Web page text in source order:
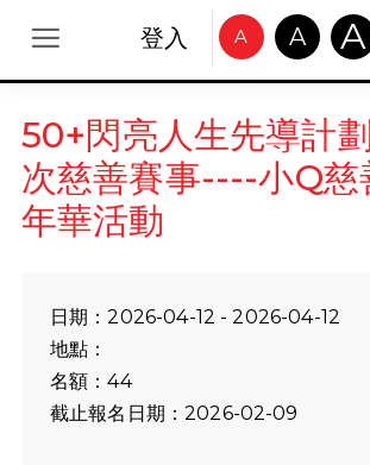
登入 A A A
50+閃亮人生先導計
次慈善賽事----小Q慈
年華活動
日期：2026-04-12 - 2026-04-12
地點：
名額：44
截止報名日期：2026-02-09